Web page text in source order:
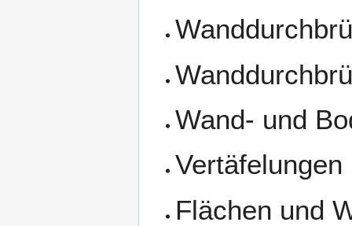
Wand- und
Vertäfelungen
Flächen und